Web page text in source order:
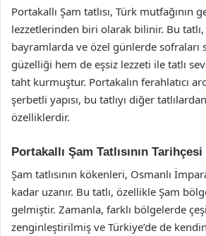
Portakallı Şam tatlısı, Türk mutfağının
lezzetlerinden biri olarak bilinir. Bu
bayramlarda ve özel günlerde sofraları
güzelliği hem de eşsiz lezzeti ile tatlı
taht kurmuştur. Portakalın ferahlatıcı
şerbetli yapısı, bu tatlıyı diğer
özelliklerdir.
Portakallı Şam Tatlısının Tarihçesi
Şam tatlısının kökenleri, Osmanlı
kadar uzanır. Bu tatlı, özellikle Şam
gelmiştir. Zamanla, farklı bölgelerde
zenginleştirilmiş ve Türkiye’de de